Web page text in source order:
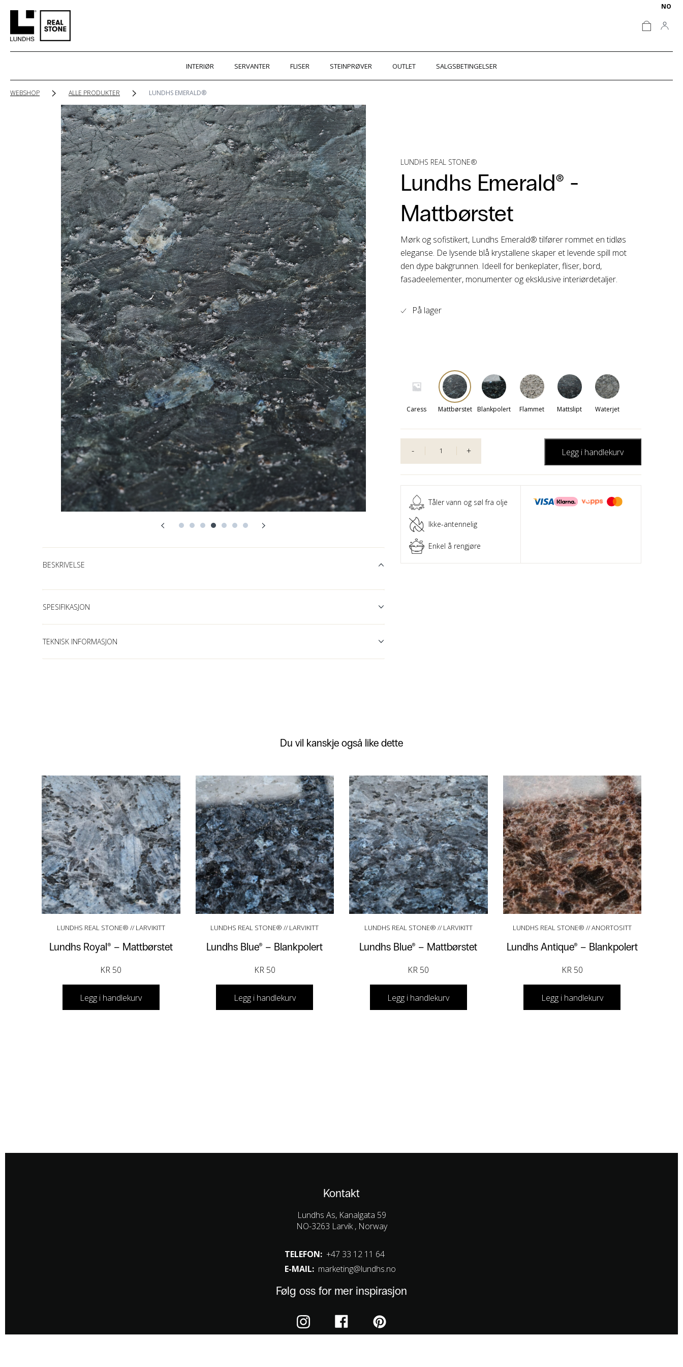
NO
INTERIØR SERVANTER FLISER STEINPRØVER OUTLET SALGSBETINGELSER
WEBSHOP ALLE PRODUKTER LUNDHS EMERALD®
BESKRIVELSE
SPESIFIKASJON
TEKNISK INFORMASJON
LUNDHS REAL STONE®
Lundhs Emerald® -
Mattbørstet
Mørk og sofistikert, Lundhs Emerald® tilfører rommet en tidløs
eleganse. De lysende blå krystallene skaper et levende spill mot
den dype bakgrunnen. Ideell for benkeplater, fliser, bord,
fasadeelementer, monumenter og eksklusive interiørdetaljer.
Caress Mattbørstet Blankpolert Flammet Mattslipt Waterjet
På lager
- + Legg i handlekurv
Tåler vann og søl fra olje
Ikke-antennelig
Enkel å rengjøre
Du vil kanskje også like dette
LUNDHS REAL STONE® // LARVIKITT
Lundhs Royal® – Mattbørstet
KR 50
Legg i handlekurv
LUNDHS REAL STONE® // LARVIKITT
Lundhs Blue® – Blankpolert
KR50
Legg i handlekurv
LUNDHS REAL STONE® // LARVIKITT
Lundhs Blue® – Mattbørstet
KR 50
Legg i handlekurv
LUNDHS REAL STONE® // ANORTOSITT
Lundhs Antique® – Blankpolert
KR50
Legg i handlekurv
Kontakt
Lundhs As, Kanalgata 59
NO-3263 Larvik , Norway
TELEFON: +47 33 12 11 64
E-MAIL: marketing@lundhs.no
Følg oss for mer inspirasjon